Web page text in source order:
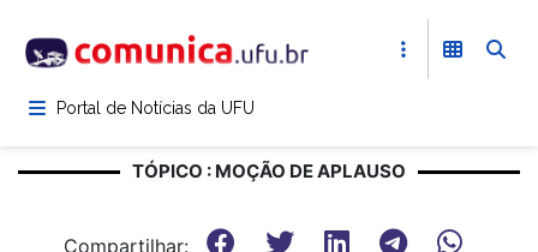
para
conteúdoPortal de Notícias da UFU
TÓPICO : MOÇÃO DE APLAUSO
Compartilhar: